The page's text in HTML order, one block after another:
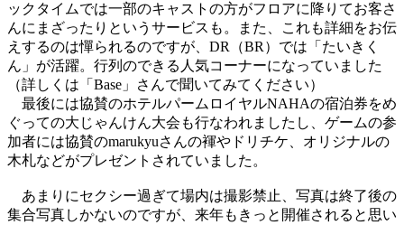
ックタイムでは一部のキャストの方がフロアに降りてお客さ
んにまざったりというサービスも。また、これも詳細をお伝
えするのは憚られるのですが、DR（BR）では「たいきく
ん」が活躍。行列のできる人気コーナーになっていました
（詳しくは「Base」さんで聞いてみてください）
最後には協賛のホテルパームロイヤルNAHAの宿泊券をめ
ぐっての大じゃんけん大会も行なわれましたし、ゲームの参
加者には協賛のmarukyuさんの褌やドリチケ、オリジナルの
木札などがプレゼントされていました。
あまりにセクシー過ぎて場内は撮影禁止、写真は終了後の
集合写真しかないのですが、来年もきっと開催されると思い